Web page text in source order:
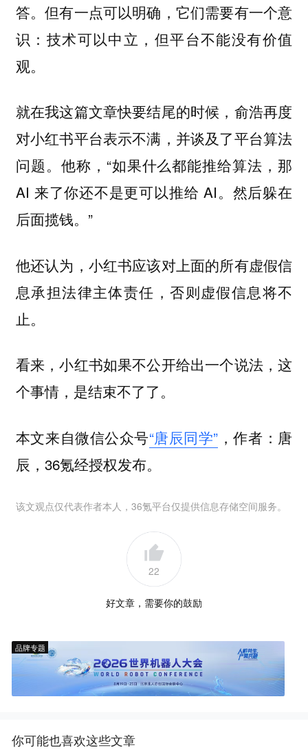
答。但有一点可以明确，它们需要有一个意
识：技术可以中立，但平台不能没有价值
观。
就在我这篇文章快要结尾的时候，俞浩再度
对小红书平台表示不满，并谈及了平台算法
问题。他称，“如果什么都能推给算法，那
AI 来了你还不是更可以推给 AI。然后躲在
后面揽钱。”
他还认为，小红书应该对上面的所有虚假信
息承担法律主体责任，否则虚假信息将不
止。
看来，小红书如果不公开给出一个说法，这
个事情，是结束不了了。
本文来自微信公众号“唐辰同学” ，作者：唐
辰，36氪经授权发布。
该文观点仅代表作者本人，36氪平台仅提供信息存储空间服务。
22
好文章，需要你的鼓励
品牌专题
你可能也喜欢这些文章